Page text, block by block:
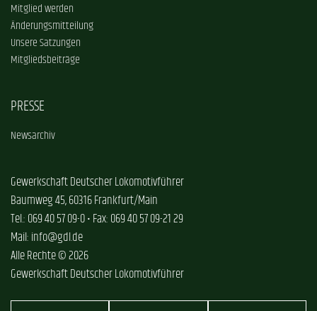
Mitglied werden
Änderungsmitteilung
Unsere Satzungen
Mitgliedsbeiträge
PRESSE
Newsarchiv
Gewerkschaft Deutscher Lokomotivführer
Baumweg 45, 60316 Frankfurt/Main
Tel.: 069 40 57 09-0 • Fax: 069 40 57 09-21 29
Mail: info@gdl.de
Alle Rechte © 2026
Gewerkschaft Deutscher Lokomotivführer